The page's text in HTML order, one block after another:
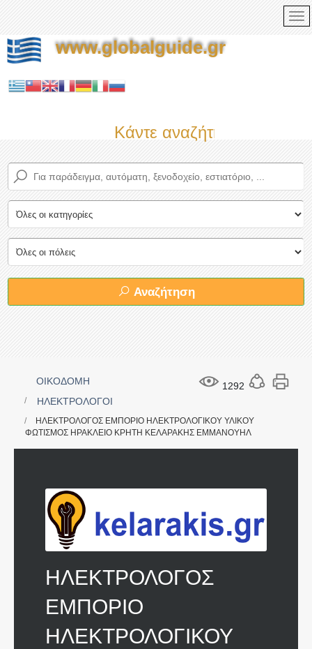
www.globalguide.gr
Κάντε αναζήτηση τώρα
Αναζήτηση
1292
ΟΙΚΟΔΟΜΗ
ΗΛΕΚΤΡΟΛΟΓΟΙ
ΗΛΕΚΤΡΟΛΟΓΟΣ ΕΜΠΟΡΙΟ ΗΛΕΚΤΡΟΛΟΓΙΚΟΥ ΥΛΙΚΟΥ
ΦΩΤΙΣΜΟΣ ΗΡΑΚΛΕΙΟ ΚΡΗΤΗ ΚΕΛΑΡΑΚΗΣ ΕΜΜΑΝΟΥΗΛ
ΗΛΕΚΤΡΟΛΟΓΟΣ
ΕΜΠΟΡΙΟ
ΗΛΕΚΤΡΟΛΟΓΙΚΟΥ